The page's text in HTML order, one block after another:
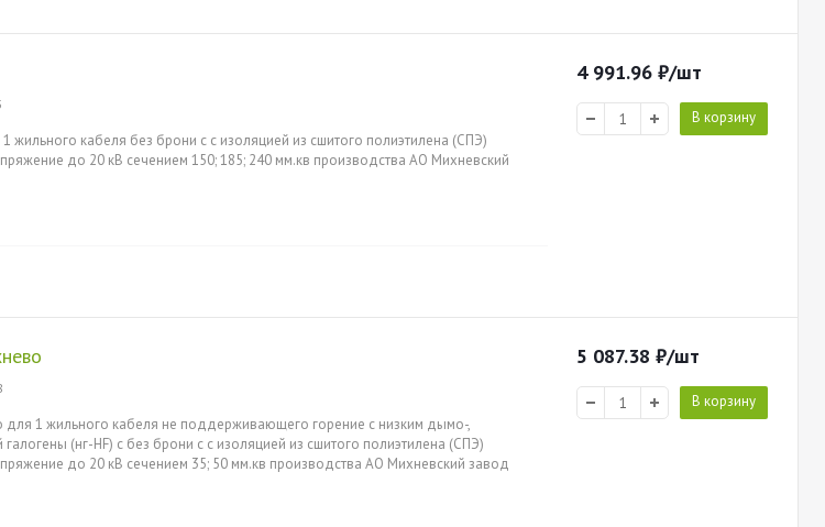
кабеля без брони с с изоляцией из сшитого полиэтилена (СПЭ)
до 20 кВ сечением 150; 185; 240 мм.кв производства АО Михневский
4 991.96 ₽/шт
В корзину
для 1 жильного кабеля не поддерживающего горение с низким дымо-,
(нг-HF) с без брони с с изоляцией из сшитого полиэтилена (СПЭ)
до 20 кВ сечением 35; 50 мм.кв производства АО Михневский завод
5 087.38 ₽/шт
В корзину